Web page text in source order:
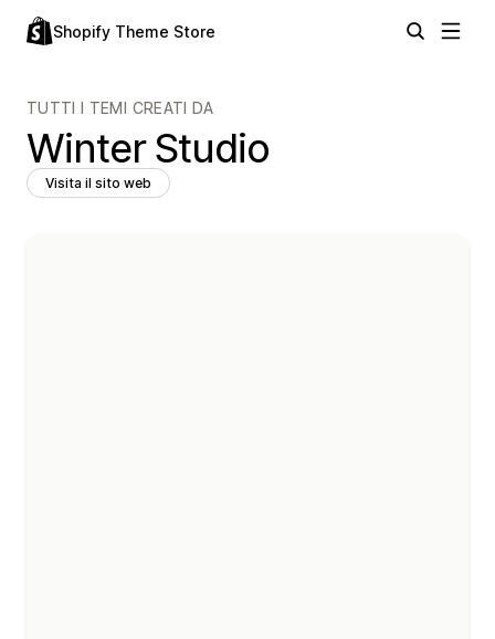
Shopify Theme Store
TUTTI I TEMI CREATI DA
Winter Studio
Visita il sito web